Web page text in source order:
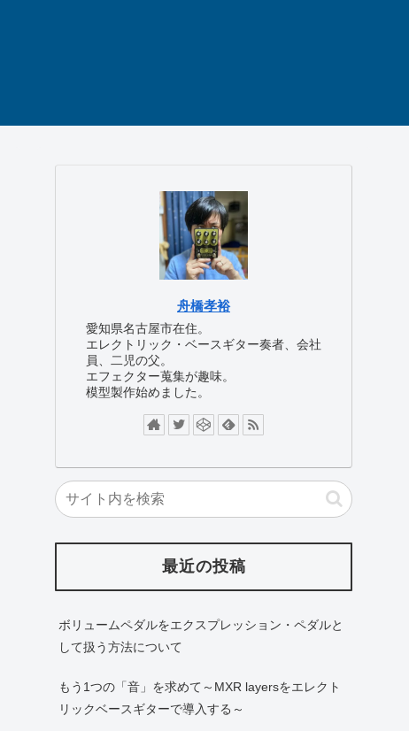
舟橋孝裕
愛知県名古屋市在住。
エレクトリック・ベースギター奏者、会社
員、二児の父。
エフェクター蒐集が趣味。
模型製作始めました。
最近の投稿
ボリュームペダルをエクスプレッション・ペダルと
して扱う方法について
もう1つの「音」を求めて～MXR layersをエレクト
リックベースギターで導入する～